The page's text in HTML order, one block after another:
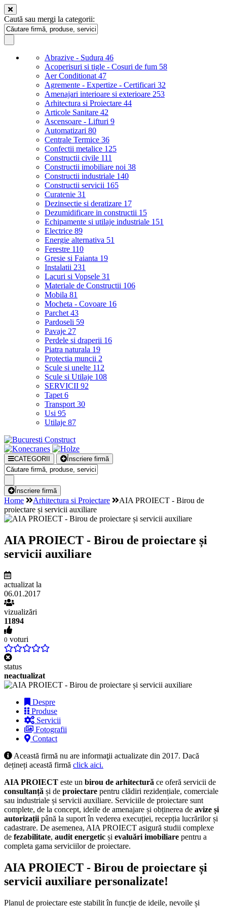
Caută sau mergi la categorii:
Abrazive - Sudura 46
Acoperisuri si tigle - Cosuri de fum 58
Aer Conditionat 47
Agremente - Expertize - Certificari 32
Amenajari interioare si exterioare 253
Arhitectura si Proiectare 44
Articole Sanitare 42
Ascensoare - Lifturi 9
Automatizari 80
Centrale Termice 36
Confectii metalice 125
Constructii civile 111
Constructii imobiliare noi 38
Constructii industriale 140
Constructii servicii 165
Curatenie 31
Dezinsectie si deratizare 17
Dezumidificare in constructii 15
Echipamente si utilaje industriale 151
Electrice 89
Energie alternativa 51
Ferestre 110
Gresie si Faianta 19
Instalatii 231
Lacuri si Vopsele 31
Materiale de Constructii 106
Mobila 81
Mocheta - Covoare 16
Parchet 43
Pardoseli 59
Pavaje 27
Perdele si draperii 16
Piatra naturala 19
Protectia muncii 2
Scule si unelte 112
Scule si Utilaje 108
SERVICII 92
Tapet 6
Transport 30
Usi 95
Utilaje 87
CATEGORII Înscriere firmă
Înscriere firmă
Home Arhitectura si Proiectare
AIA PROIECT - Birou de
proiectare și servicii auxiliare
AIA PROIECT - Birou de proiectare și
servicii auxiliare
actualizat la
06.01.2017
vizualizări
11894
0 voturi
status
neactualizat
Despre
Produse
Servicii
Fotografii
Contact
Această firmă nu are informaţii actualizate din 2017. Dacă
dețineți această firmă click aici.
AIA PROIECT este un birou de arhitectură ce oferă servicii de
consultanță și de proiectare pentru clădiri rezidențiale, comerciale
sau industriale și servicii auxiliare. Serviciile de proiectare sunt
complete, de la concept, ideile de amenajare și obținerea de avize și
autorizații până la suport în vederea execuției, recepția lucrărilor și
cadastrare. De asemenea, AIA PROIECT asigură studii complexe
de fezabilitate, audit energetic și evaluări imobiliare pentru a
completa gama serviciilor de proiectare.
AIA PROIECT - Birou de proiectare și
servicii auxiliare personalizate!
Planul de proiectare este stabilit în funcție de ideile, nevoile și